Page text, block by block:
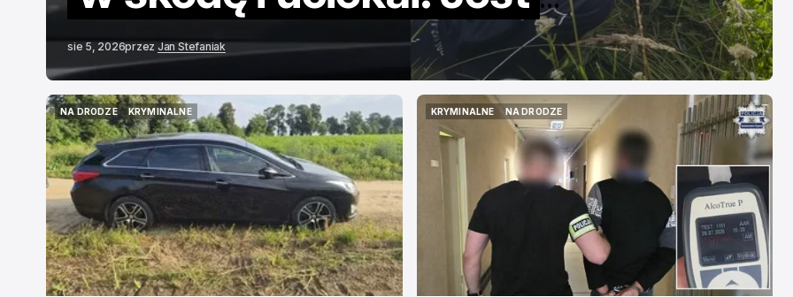
nagranie
sie 5, 2026przez Jan Stefaniak
NA DRODZE
NA DRODZE
KRYMINALNE
KRYMINALNE
KRYMINALNE
KRYMINALNE
NA DRODZE
NA DRODZE